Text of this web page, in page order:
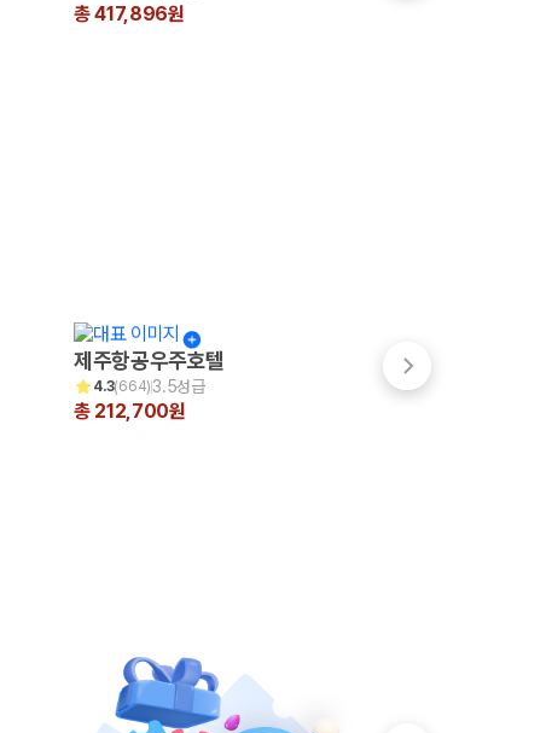
총 417,896원
제주항공우주호텔
4.3(664)3.5성급
총 212,700원
파크선샤인 제주
4.7